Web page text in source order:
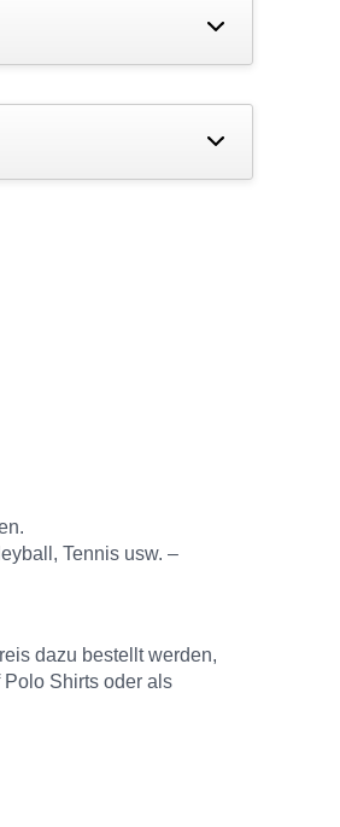
Tennis usw. –
dazu bestellt werden,
Polo Shirts oder als